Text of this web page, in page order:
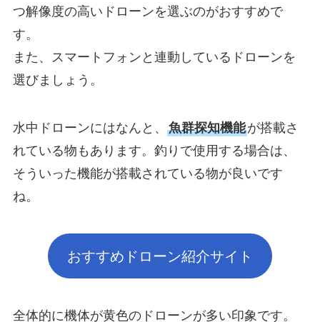
つ解像度の高いドローンを選ぶのがおすすめで
す。
また、スマートフォンと連動しているドローンを
選びましょう。
水中ドローンにはなんと、 魚群探知機能が搭載さ
れている物もあります。釣りで使用する場合は、
そういった機能が搭載されている物が良いです
ね。
おすすめドローン紹介サイト
全体的に機体が黄色のドローンが多い印象です。